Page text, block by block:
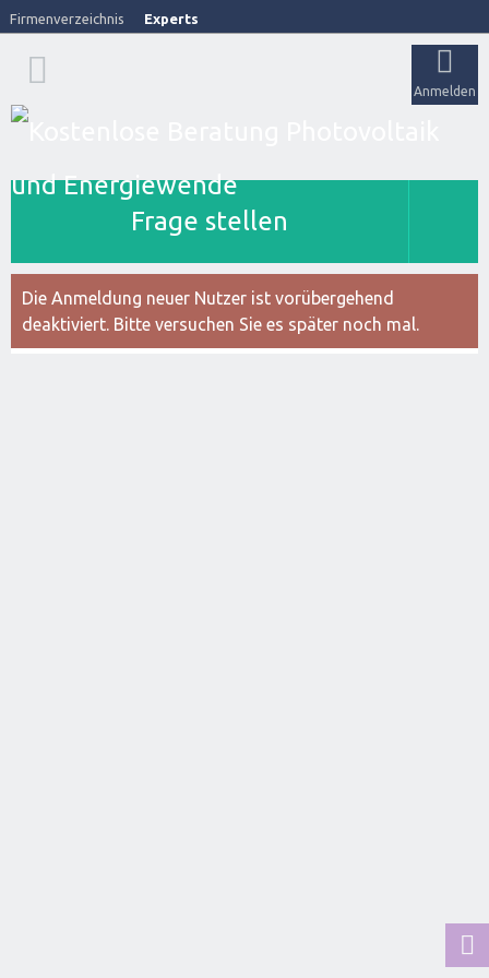
Firmenverzeichnis Experts
Anmelden
Frage stellen
Die Anmeldung neuer Nutzer ist vorübergehend
deaktiviert. Bitte versuchen Sie es später noch mal.